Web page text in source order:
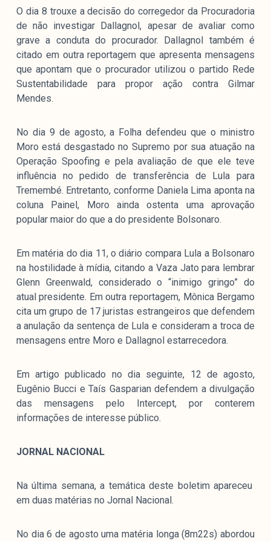
O dia 8 trouxe a decisão do corregedor da Procuradoria
de não investigar Dallagnol, apesar de avaliar como
grave a conduta do procurador. Dallagnol também é
citado em outra reportagem que apresenta mensagens
que apontam que o procurador utilizou o partido Rede
Sustentabilidade para propor ação contra Gilmar
Mendes.
No dia 9 de agosto, a Folha defendeu que o ministro
Moro está desgastado no Supremo por sua atuação na
Operação Spoofing e pela avaliação de que ele teve
influência no pedido de transferência de Lula para
Tremembé. Entretanto, conforme Daniela Lima aponta na
coluna Painel, Moro ainda ostenta uma aprovação
popular maior do que a do presidente Bolsonaro.
Em matéria do dia 11, o diário compara Lula a Bolsonaro
na hostilidade à mídia, citando a Vaza Jato para lembrar
Glenn Greenwald, considerado o “inimigo gringo” do
atual presidente. Em outra reportagem, Mônica Bergamo
cita um grupo de 17 juristas estrangeiros que defendem
a anulação da sentença de Lula e consideram a troca de
mensagens entre Moro e Dallagnol estarrecedora.
Em artigo publicado no dia seguinte, 12 de agosto,
Eugênio Bucci e Taís Gasparian defendem a divulgação
das mensagens pelo Intercept, por conterem
informações de interesse público.
JORNAL NACIONAL
Na última semana, a temática deste boletim apareceu
em duas matérias no Jornal Nacional.
No dia 6 de agosto uma matéria longa (8m22s) abordou